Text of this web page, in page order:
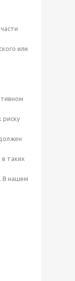
или
риску
таких
В нашем